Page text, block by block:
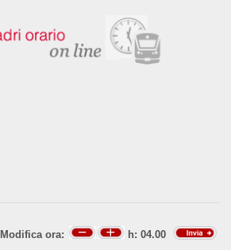
Modifica ora: h: 04.00